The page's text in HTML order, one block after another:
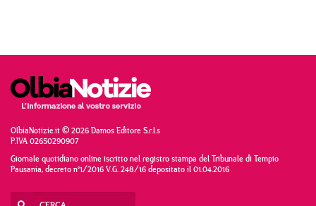
OlbiaNotizie.it © 2026 Damos Editore S.r.l.s
P.IVA 02650290907
Giornale quotidiano online iscritto nel registro stampa del Tribunale di Tempio
Pausania, decreto n°1/2016 V.G. 248/16 depositato il 01.04.2016